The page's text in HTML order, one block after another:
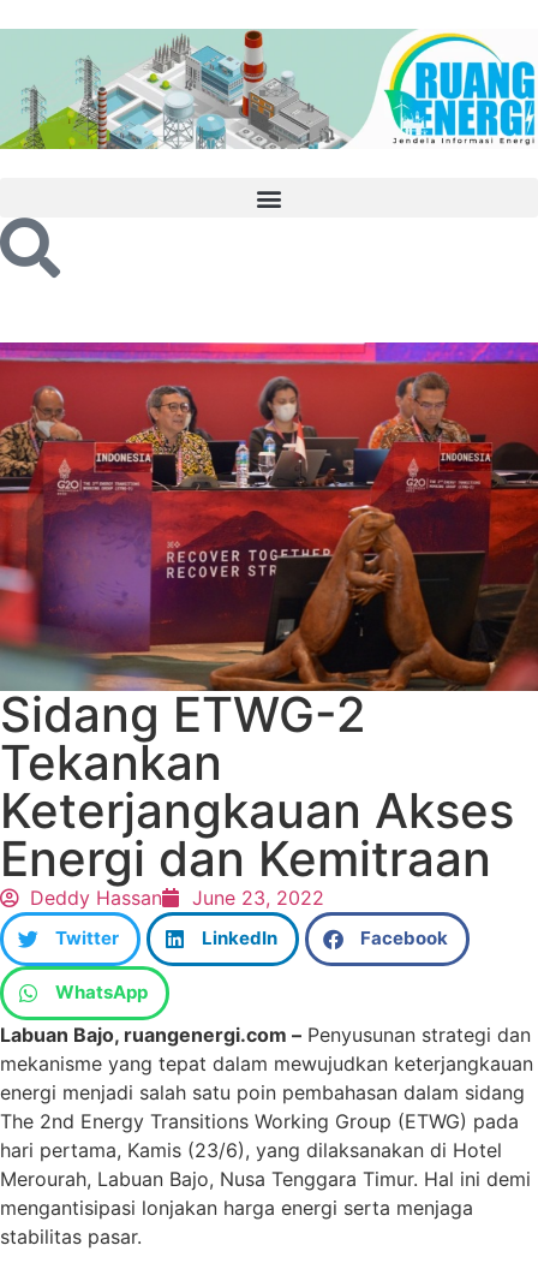
Sidang ETWG-2
Tekankan
Keterjangkauan Akses
Energi dan Kemitraan
Deddy Hassan June 23, 2022
Twitter LinkedIn Facebook
WhatsApp
Labuan Bajo, ruangenergi.com – Penyusunan strategi dan
mekanisme yang tepat dalam mewujudkan keterjangkauan
energi menjadi salah satu poin pembahasan dalam sidang
The 2nd Energy Transitions Working Group (ETWG) pada
hari pertama, Kamis (23/6), yang dilaksanakan di Hotel
Merourah, Labuan Bajo, Nusa Tenggara Timur. Hal ini demi
mengantisipasi lonjakan harga energi serta menjaga
stabilitas pasar.